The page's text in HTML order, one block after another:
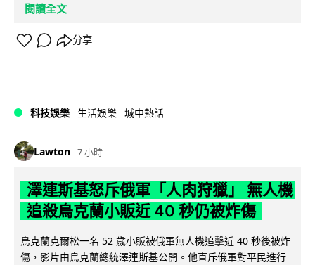
閱讀全文
分享
科技娛樂 生活娛樂 城中熱話
Lawton 7 小時
澤連斯基怒斥俄軍「人肉狩獵」 無人機
追殺烏克蘭小販近 40 秒仍被炸傷
烏克蘭克爾松一名 52 歲小販被俄軍無人機追擊近 40 秒後被炸
傷，影片由烏克蘭總統澤連斯基公開。他直斥俄軍對平民進行